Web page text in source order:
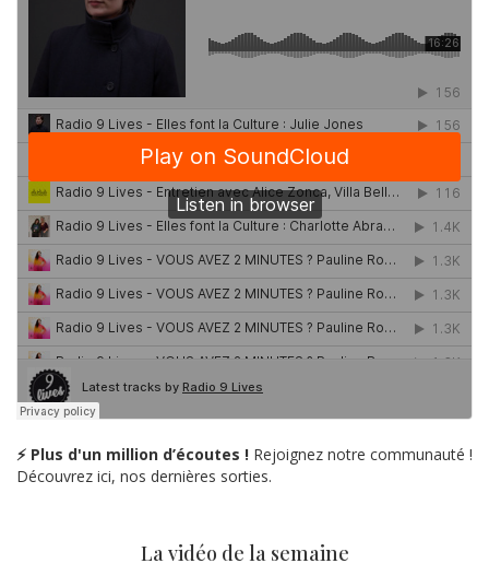
⚡ Plus d'un million d’écoutes ! Rejoignez notre communauté !
Découvrez ici, nos dernières sorties.
La vidéo de la semaine